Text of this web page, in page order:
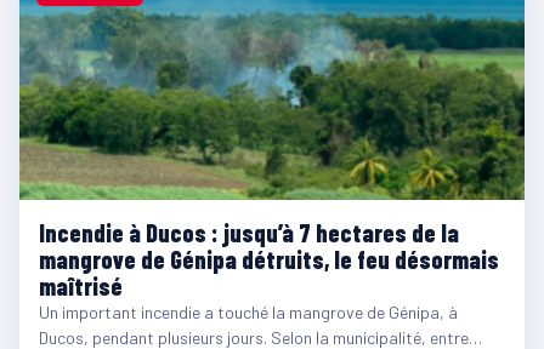
Incendie à Ducos : jusqu’à 7 hectares de la
mangrove de Génipa détruits, le feu désormais
maîtrisé
Un important incendie a touché la mangrove de Génipa, à
Ducos, pendant plusieurs jours. Selon la municipalité, entre…